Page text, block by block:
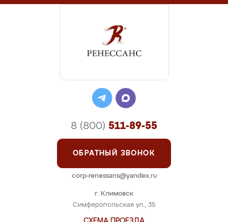
г. Климовск
Симферопольская ул., 35
8 (800) 511-89-55
ОБРАТНЫЙ ЗВОНОК
corp-renessans@yandex.ru